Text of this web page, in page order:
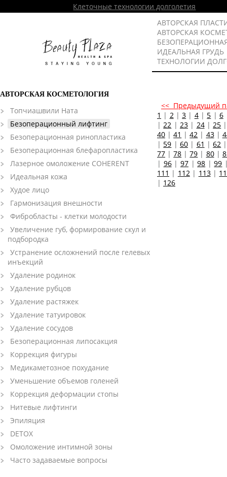
Клеточные технологии долголетия
АВТОРСКАЯ
АВТОРСКАЯ
ИДЕАЛЬНАЯ ГРУДЬ
ТЕХНОЛОГИИ
АВТОРСКАЯ КОСМЕТОЛОГИЯ
Топчиашвили Ната
Безоперационный лифтинг
Безоперационная ринопластика
Безоперационная блефаропластика
Лазерное омоложение COHERENT
Идеальная кожа
Худое лицо
Гармонизация внешности
Фибробласты - клетки молодости
Увеличение губ, формирование скул и
подбородка
Устранение осложнений после гелевых
инъекций
Удаление родинок
Удаление рубцов
Удаление растяжек
Удаление татуировок
Удаление сосудов
Безоперационная липосакция
Коррекция фигуры
Медикаметозное похудание
Уменьшение объемов голеней
Коррекция деформации стопы
Нитевые лифтинги
Эпиляция
DETOX
Омоложение интимной зоны
Часто задаваемые вопросы
<< Предыдущий
1 | 2|3 | 4| 5 | 6
|22 | 23| 24|25
40 |41 |42 | 43|
| 59 | 60| 61 |62
77 |78 |79 | 80|
| 96| 97|98 |99
111 | 112| 113|
| 126